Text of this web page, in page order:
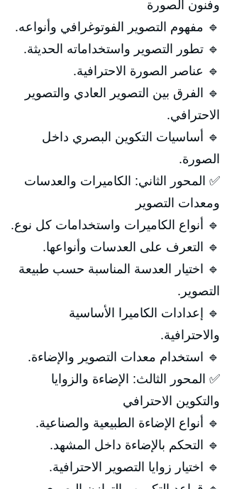
وفنون الصورة
🔹 مفهوم التصوير الفوتوغرافي وأنواعه.
🔹 تطور التصوير واستخداماته الحديثة.
🔹 عناصر الصورة الاحترافية.
🔹 الفرق بين التصوير العادي والتصوير
الاحترافي.
🔹 أساسيات التكوين البصري داخل
الصورة.
✅ المحور الثاني: الكاميرات والعدسات
ومعدات التصوير
🔹 أنواع الكاميرات واستخدامات كل نوع.
🔹 التعرف على العدسات وأنواعها.
🔹 اختيار العدسة المناسبة حسب طبيعة
التصوير.
🔹 إعدادات الكاميرا الأساسية
والاحترافية.
🔹 استخدام معدات التصوير والإضاءة.
✅ المحور الثالث: الإضاءة والزوايا
والتكوين الاحترافي
🔹 أنواع الإضاءة الطبيعية والصناعية.
🔹 التحكم بالإضاءة داخل المشهد.
🔹 اختيار زوايا التصوير الاحترافية.